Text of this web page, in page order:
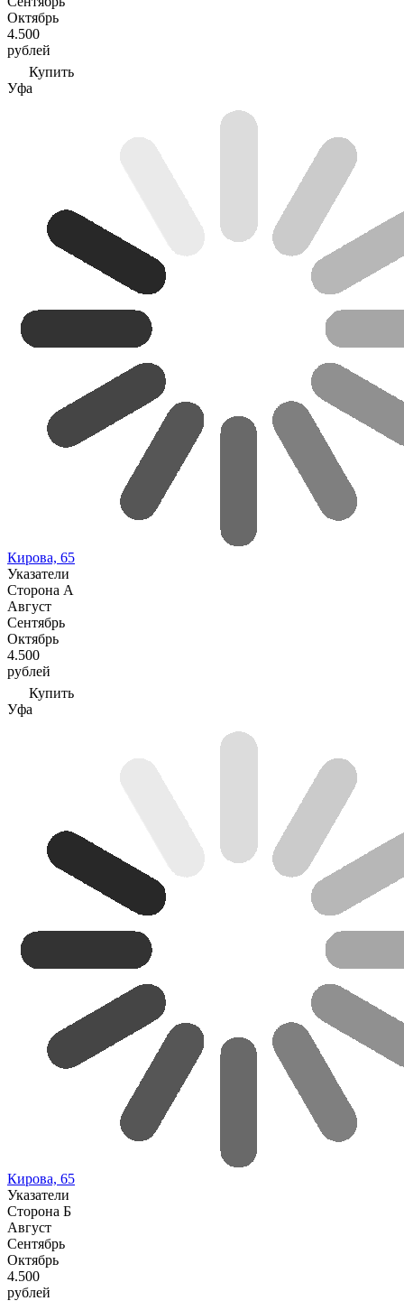
Октябрь
4.500
рублей
Купить
Уфа
Кирова, 65
Указатели
Сторона А
Август
Сентябрь
Октябрь
4.500
рублей
Купить
Уфа
Кирова, 65
Указатели
Сторона Б
Август
Сентябрь
Октябрь
4.500
рублей